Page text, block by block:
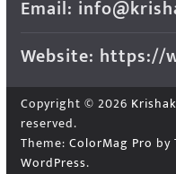
Email:
Website: https://
Copyright © 2026
reserved.
Theme: ColorMag Pro by
WordPress.